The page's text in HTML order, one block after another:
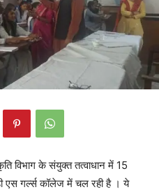
विभाग के संयुक्त तत्वाधान में 15
एस गर्ल्स कॉलेज में चल रही है । ये